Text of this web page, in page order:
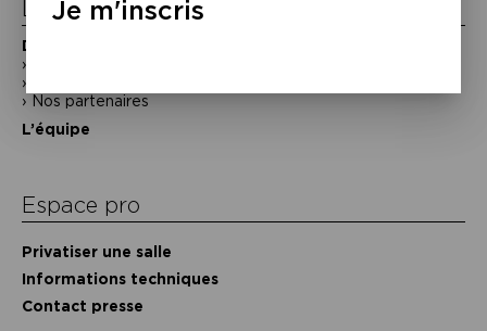
La Maison de la Poésie
Découvrir
Nos partenaires
L’équipe
Espace pro
Privatiser une salle
Informations techniques
Contact presse
Je m'inscris